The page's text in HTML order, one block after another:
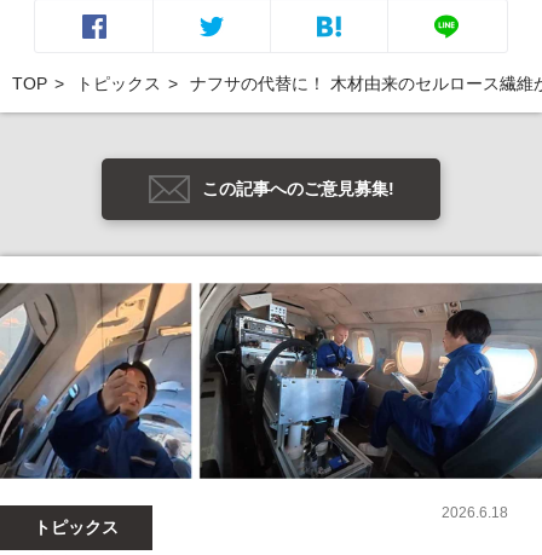
TOP トピックス ナフサの代替に！ 木材由来のセルロース繊
この記事へのご意見募集!
トピックス
2026.6.18